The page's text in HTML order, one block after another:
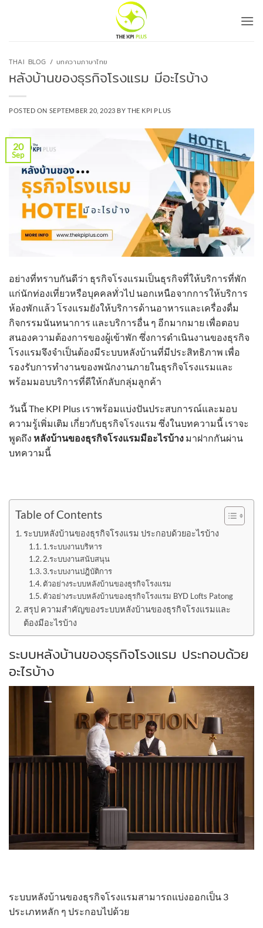
THAI BLOG / บทความภาษาไทย
หลังบ้านของธุรกิจโรงแรม มีอะไรบ้าง
POSTED ON SEPTEMBER 20, 2023 BY THE KPI PLUS
20
Sep
อย่างที่ทราบกันดีว่า ธุรกิจโรงแรมเป็นธุรกิจที่ให้บริการที่พัก
แก่นักท่องเที่ยวหรือบุคคลทั่วไป นอกเหนือจากการให้บริการ
ห้องพักแล้ว โรงแรมยังให้บริการด้านอาหารและเครื่องดื่ม
กิจกรรมนันทนาการ และบริการอื่น ๆ อีกมากมาย เพื่อตอบ
สนองความต้องการของผู้เข้าพัก ซึ่งการดำเนินงานของธุรกิจ
โรงแรมจึงจำเป็นต้องมีระบบหลังบ้านที่มีประสิทธิภาพ เพื่อ
รองรับการทำงานของพนักงานภายในธุรกิจโรงแรมและ
พร้อมมอบบริการที่ดีให้กลับกลุ่มลูกค้า
วันนี้ The KPI Plus เราพร้อมแบ่งปันประสบการณ์และมอบ
ความรู้เพิ่มเติม เกี่ยวกับธุรกิจโรงแรม ซึ่งในบทความนี้ เราจะ
พูดถึง หลังบ้านของธุรกิจโรงแรมมีอะไรบ้าง มาฝากกันผ่าน
บทความนี้
Table of Contents
ระบบหลังบ้านของธุรกิจโรงแรม ประกอบด้วยอะไรบ้าง
1.ระบบงานบริหาร
2.ระบบงานสนับสนุน
3.ระบบงานปฎิบัติการ
ตัวอย่างระบบหลังบ้านของธุรกิจโรงแรม
ตัวอย่างระบบหลังบ้านของธุรกิจโรงแรม BYD Lofts Patong
สรุป ความสำคัญของระบบหลังบ้านของธุรกิจโรงแรมและ
ต้องมีอะไรบ้าง
ระบบหลังบ้านของธุรกิจโรงแรม ประกอบด้วย
อะไรบ้าง
ระบบหลังบ้านของธุรกิจโรงแรมสามารถแบ่งออกเป็น 3
ประเภทหลัก ๆ ประกอบไปด้วย